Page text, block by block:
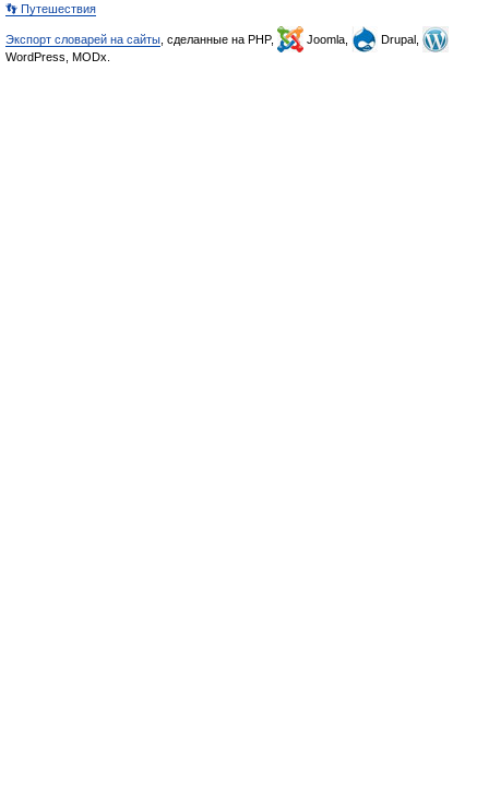
👣 Путешествия
Экспорт словарей на сайты , сделанные на PHP, Joomla,
Drupal,
WordPress, MODx.